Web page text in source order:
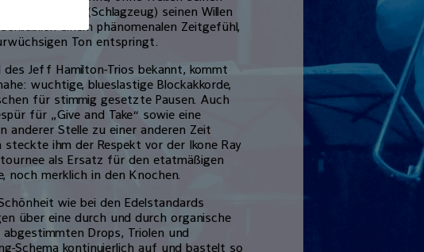
Wiggins (Schlagzeug) seinen Willen
einem phänomenalen Zeitgefühl,
Ton entspringt.
Jeff Hamilton-Trios bekannt, kommt
wuchtige, blueslastige Blockakkorde,
für stimmig gesetzte Pausen. Auch
für „Give and Take“ sowie eine
anderer Stelle zu einer anderen Zeit
ihm der Respekt vor der Ikone Ray
als Ersatz für den etatmäßigen
merklich in den Knochen.
wie bei den Edelstandards
über eine durch und durch organische
Drops, Triolen und
Schema kontinuierlich auf und bastelt so